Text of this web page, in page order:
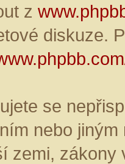
z
diskuze.
se
nebo
zemi, zákony